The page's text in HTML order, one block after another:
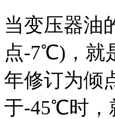
当变压器油
点-7℃)，就
年修订为倾
于-45℃时，